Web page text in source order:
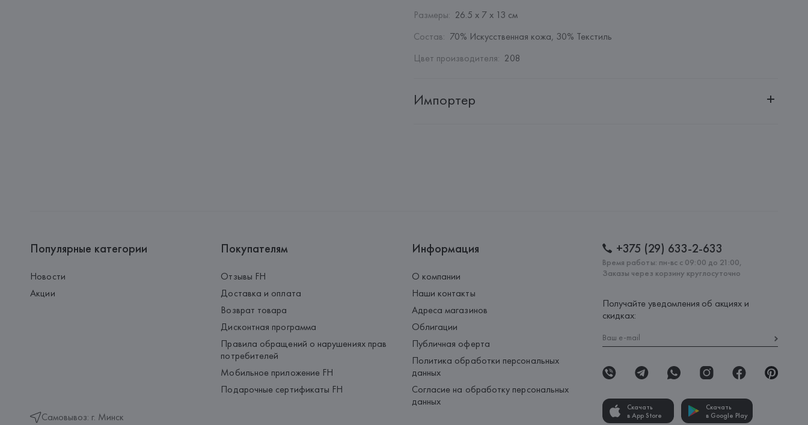
Размеры: 26.5 х 7 х 13 см
Состав: 70% Искусственная кожа, 30% Текстиль
Цвет производителя: 208
Импортер
Популярные категории
Новости
Акции
Самовывоз: г. Минск
Покупателям
Отзывы FH
Доставка и оплата
Возврат товара
Дисконтная программа
Правила обращений о нарушениях прав
потребителей
Мобильное приложение FH
Подарочные сертификаты FH
Информация
О компании
Наши контакты
Адреса магазинов
Облигации
Публичная оферта
Политика обработки персональных
данных
Согласие на обработку персональных
данных
+375 (29) 633-2-633
Время работы: пн-вс с 09:00 до 21:00,
Заказы через корзину круглосуточно
Получайте уведомления об акциях и
скидках:
Скачать
в App Store
Скачать
в Google Play